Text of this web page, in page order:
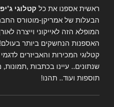
ראשית אספנו את כל קטלוגי ג'יפ
הבעלות של אמריקן-מוטורס
המופלא הזה לאייקוני וייצרה
האספנות הנחשקים ביותר
קטלוגי המכירות והאביזרים לדגמי
שנתונים.. עיינו בכתבות
תוספות ועוד.. תהנו!